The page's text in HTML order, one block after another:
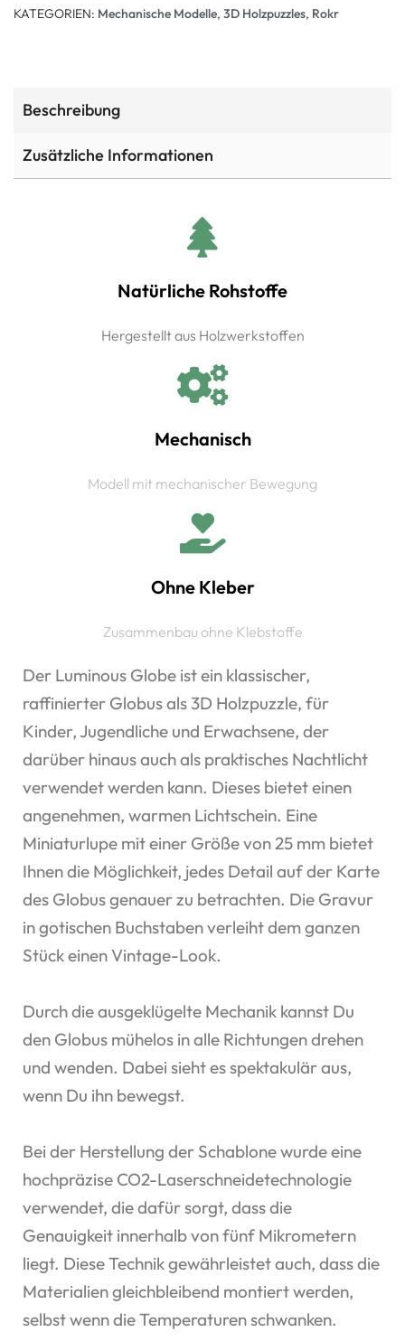
KATEGORIEN: Mechanische Modelle, 3D Holzpuzzles, Rokr
Beschreibung
Zusätzliche Informationen
Natürliche Rohstoffe
Hergestellt aus Holzwerkstoffen
Mechanisch
Modell mit mechanischer Bewegung
Ohne Kleber
Zusammenbau ohne Klebstoffe
Der Luminous Globe ist ein klassischer,
raffinierter Globus als 3D Holzpuzzle, für
Kinder, Jugendliche und Erwachsene, der
darüber hinaus auch als praktisches Nachtlicht
verwendet werden kann. Dieses bietet einen
angenehmen, warmen Lichtschein. Eine
Miniaturlupe mit einer Größe von 25 mm bietet
Ihnen die Möglichkeit, jedes Detail auf der Karte
des Globus genauer zu betrachten. Die Gravur
in gotischen Buchstaben verleiht dem ganzen
Stück einen Vintage-Look.
Durch die ausgeklügelte Mechanik kannst Du
den Globus mühelos in alle Richtungen drehen
und wenden. Dabei sieht es spektakulär aus,
wenn Du ihn bewegst.
Bei der Herstellung der Schablone wurde eine
hochpräzise CO2-Laserschneidetechnologie
verwendet, die dafür sorgt, dass die
Genauigkeit innerhalb von fünf Mikrometern
liegt. Diese Technik gewährleistet auch, dass die
Materialien gleichbleibend montiert werden,
selbst wenn die Temperaturen schwanken.